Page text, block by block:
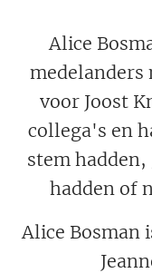
Alice
medelanders
voor Joost
collega's en
stem
hadden of
Alice Bosman